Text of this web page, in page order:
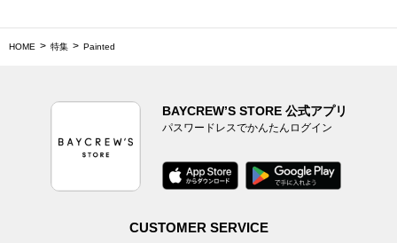
HOME 特集 Painted
BAYCREW’S STORE 公式アプリ
パスワードレスでかんたんログイン
CUSTOMER SERVICE